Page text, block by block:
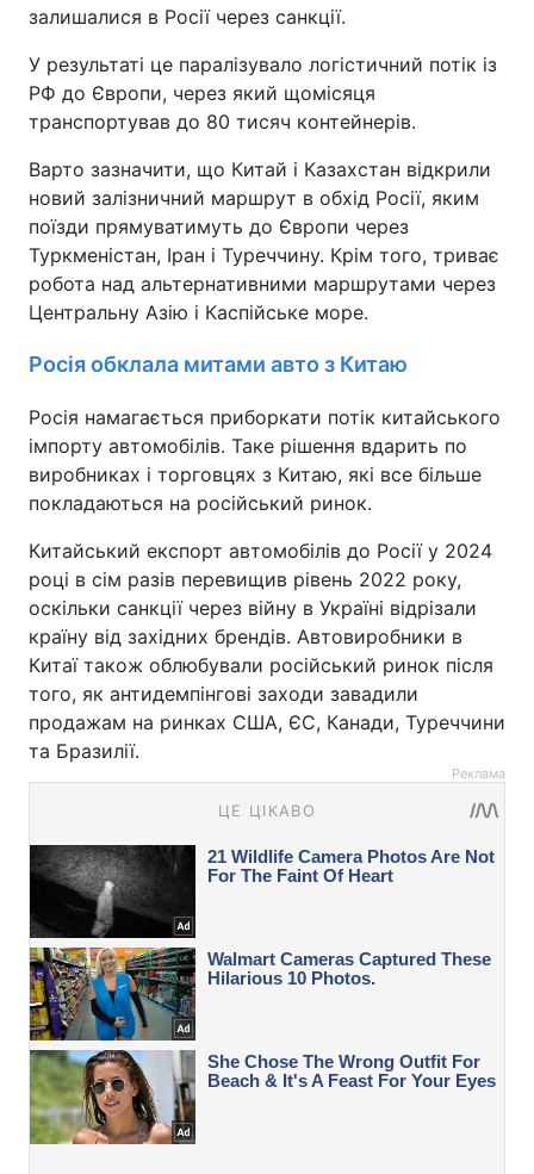
залишалися в Росії через санкції.
У результаті це паралізувало логістичний потік із
РФ до Європи, через який щомісяця
транспортував до 80 тисяч контейнерів.
Варто зазначити, що Китай і Казахстан відкрили
новий залізничний маршрут в обхід Росії, яким
поїзди прямуватимуть до Європи через
Туркменістан, Іран і Туреччину. Крім того, триває
робота над альтернативними маршрутами через
Центральну Азію і Каспійське море.
Росія обклала митами авто з Китаю
Росія намагається приборкати потік китайського
імпорту автомобілів. Таке рішення вдарить по
виробниках і торговцях з Китаю, які все більше
покладаються на російський ринок.
Китайський експорт автомобілів до Росії у 2024
році в сім разів перевищив рівень 2022 року,
оскільки санкції через війну в Україні відрізали
країну від західних брендів. Автовиробники в
Китаї також облюбували російський ринок після
того, як антидемпінгові заходи завадили
продажам на ринках США, ЄС, Канади, Туреччини
та Бразилії.
Реклама